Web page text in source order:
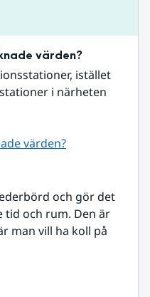
värden?
istället
i närheten
värden?
och gör det
tid och rum. Den är
man vill ha koll på